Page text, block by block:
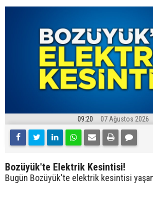
09:20 07 Ağustos 2026
Bozüyük'te Elektrik Kesintisi!
Bugün Bozüyük'te elektrik kesintisi